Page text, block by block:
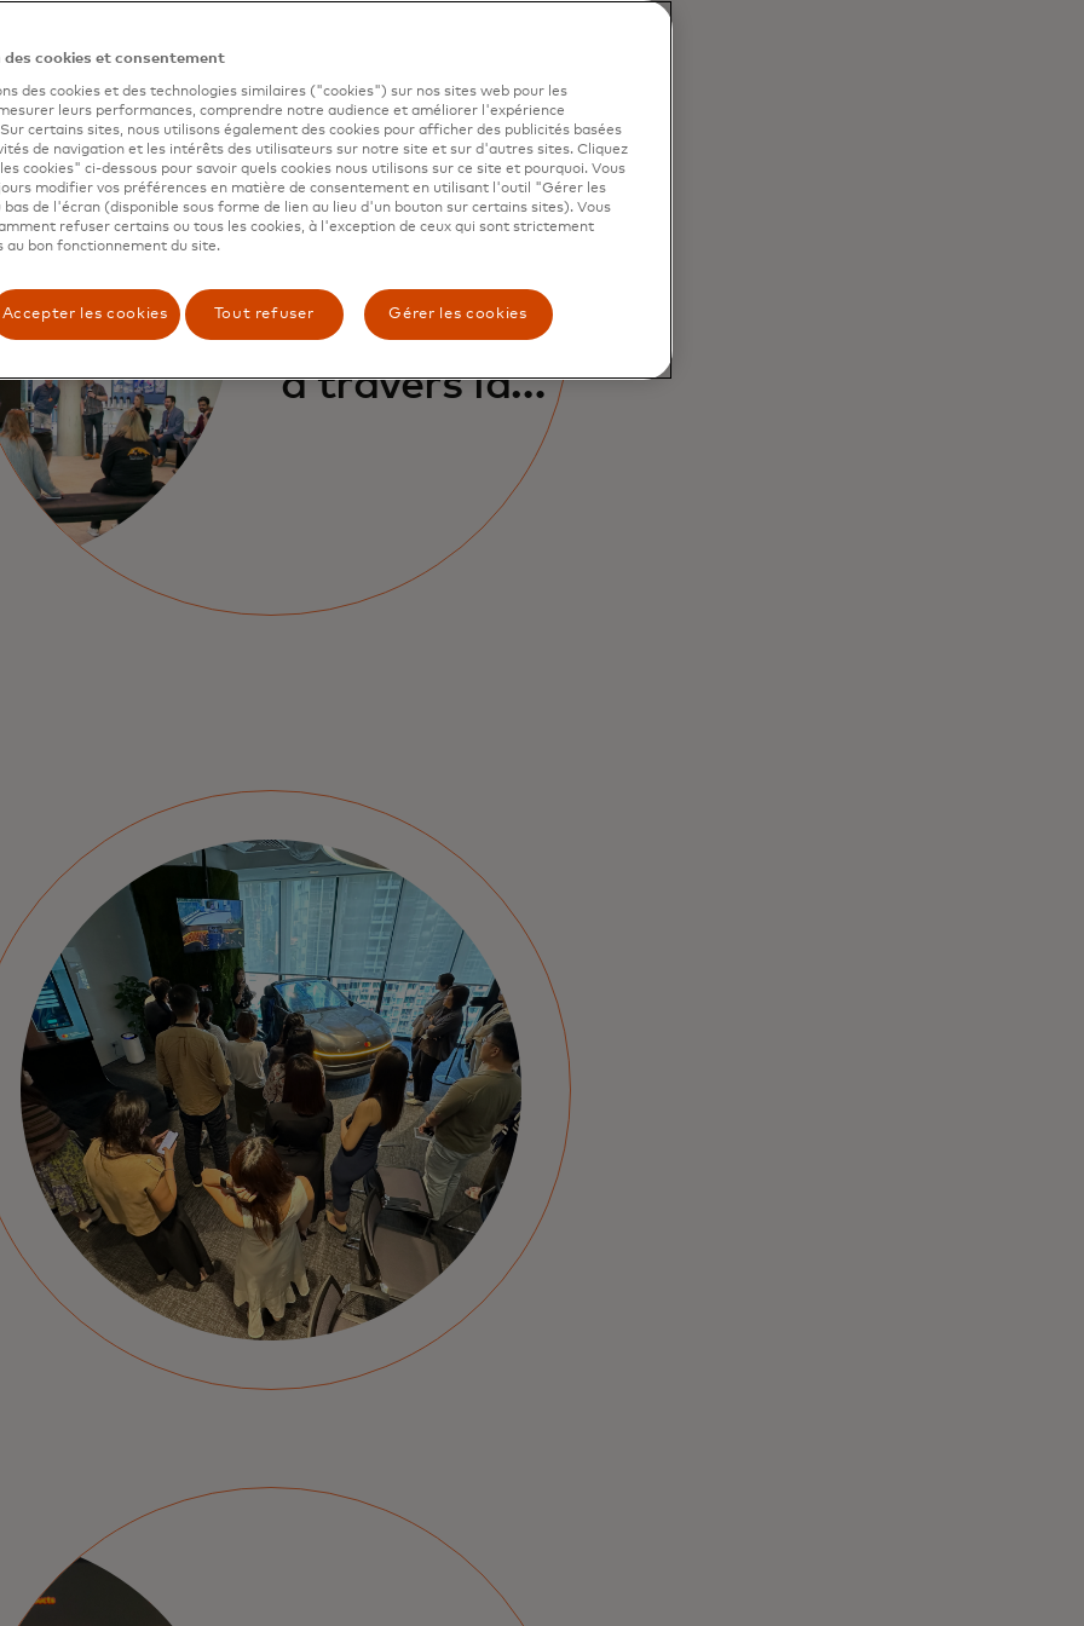
Explorez des
solutions et des
concepts innovants
à travers la
numérique.
cookies et consentement
des cookies et des technologies similaires ("cookies") sur nos sites web pour les
leurs performances, comprendre notre audience et améliorer l'expérience
certains sites, nous utilisons également des cookies pour afficher des publicités basées
de navigation et les intérêts des utilisateurs sur notre site et sur d'autres sites. Cliquez
cookies" ci-dessous pour savoir quels cookies nous utilisons sur ce site et pourquoi. Vous
modifier vos préférences en matière de consentement en utilisant l'outil "Gérer les
bas de l'écran (disponible sous forme de lien au lieu d'un bouton sur certains sites). Vous
refuser certains ou tous les cookies, à l'exception de ceux qui sont strictement
au bon fonctionnement du site.
Accepter les cookies Tout refuser Gérer les cookies